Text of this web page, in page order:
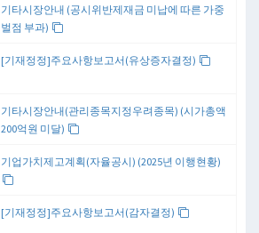
기타시장안내 (공시위반제재금 미납에 따른 가중
벌점 부과)
[기재정정]주요사항보고서(유상증자결정)
기타시장안내(관리종목지정우려종목) (시가총액
200억원 미달)
기업가치제고계획(자율공시) (2025년 이행현황)
[기재정정]주요사항보고서(감자결정)